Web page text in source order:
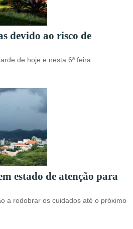
devido ao risco de
de hoje e nesta 6ª feira
estado de atenção para
a redobrar os cuidados até o próximo